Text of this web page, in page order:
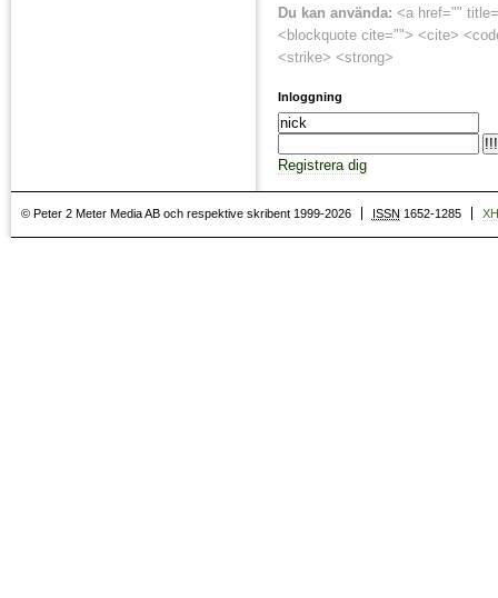
Du kan använda: <a href=""
<blockquote cite=""> <cite>
<strike> <strong>
Inloggning
Registrera dig
© Peter 2 Meter Media AB och respektive skribent 1999-2026 ISSN 1652-1285